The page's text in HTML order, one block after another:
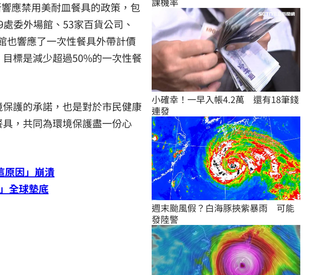
應禁用美耐皿餐具的政策，包
委外場館、53家百貨公司、
也響應了一次性餐具外帶計價
標是減少超過50%的一次性餐
護的承諾，也是對於市民健康
，共同為環境保護盡一份心
原因」崩潰
全球墊底
小確幸！一早入帳4.2萬　還有18筆錢
連發
週末颱風假？白海豚挾紫暴雨　可能
發陸警